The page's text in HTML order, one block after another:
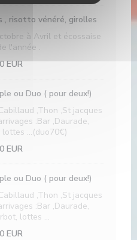
, risotto vénéré, girolles
à Avril et écossaise
l'année .
EUR
ou Duo ( pour deux!)
,Thon ,St jacques
:Bar ,Daurade,
...(duo70€)
EUR
ou Duo ( pour deux!)
,Thon ,St jacques
:Bar ,Daurade,
lottes ...
EUR